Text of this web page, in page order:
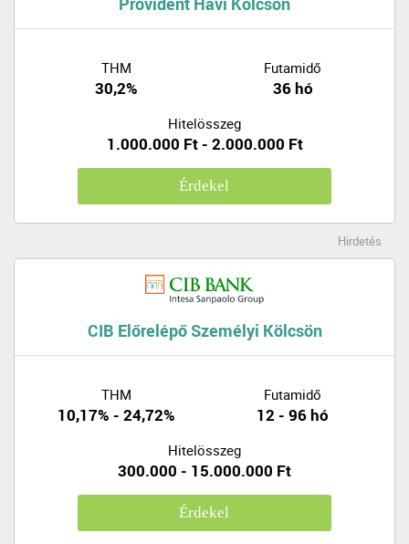
THM
30,2%
Futamidő
36 hó
Hitelösszeg
1.000.000 Ft - 2.000.000 Ft
Érdekel
Hirdetés
CIB Előrelépő Személyi Kölcsön
THM
10,17% - 24,72%
Futamidő
12 - 96 hó
Hitelösszeg
300.000 - 15.000.000 Ft
Érdekel